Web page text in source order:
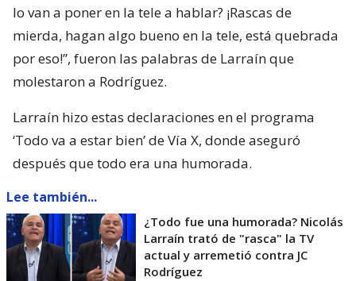
lo van a poner en la tele a hablar? ¡Rascas de
mierda, hagan algo bueno en la tele, está quebrada
por eso!”, fueron las palabras de Larraín que
molestaron a Rodríguez.
Larraín hizo estas declaraciones en el programa
‘Todo va a estar bien’ de Vía X, donde aseguró
después que todo era una humorada.
Lee también...
¿Todo fue una humorada? Nicolás
Larraín trató de "rasca" la TV
actual y arremetió contra JC
Rodríguez